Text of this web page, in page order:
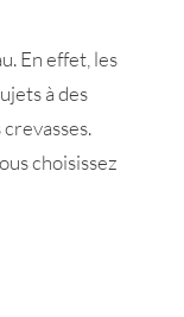
En effet, les
à des
choisissez